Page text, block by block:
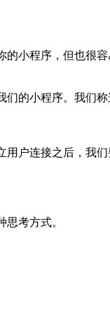
小程序，但也很
的小程序。我们称
户连接之后，我
考方式。